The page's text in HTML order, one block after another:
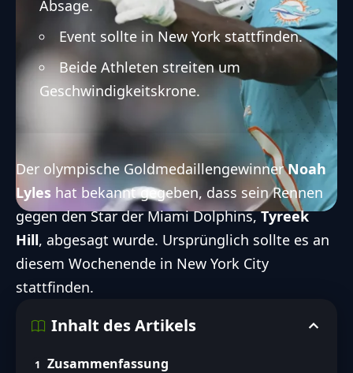
Absage.
Event sollte in New York stattfinden.
Beide Athleten streiten um
Geschwindigkeitskrone.
Der olympische GoldmedaillengewinnerNoah
Lyles hat bekannt gegeben, dass sein Rennen
gegen den Star der Miami Dolphins,Tyreek
Hill, abgesagt wurde. Ursprünglich sollte es an
diesem Wochenende in New York City
stattfinden.
Inhalt des Artikels
Zusammenfassung